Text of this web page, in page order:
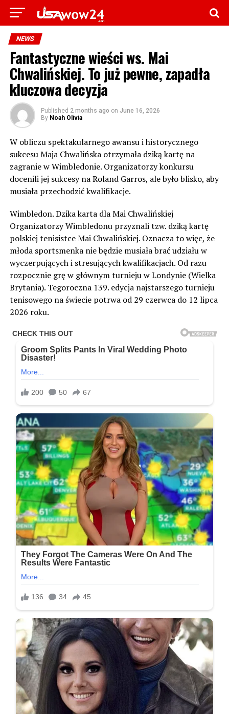
NEWS
Fantastyczne wieści ws. Mai
Chwalińskiej. To już pewne, zapadła
kluczowa decyzja
Published 2 months ago on June 16, 2026
By Noah Olivia
W obliczu spektakularnego awansu i historycznego
sukcesu Maja Chwalińska otrzymała dziką kartę na
zagranie w Wimbledonie. Organizatorzy konkursu
docenili jej sukcesy na Roland Garros, ale było blisko, aby
musiała przechodzić kwalifikacje.
Wimbledon. Dzika karta dla Mai Chwalińskiej
Organizatorzy Wimbledonu przyznali tzw. dziką kartę
polskiej tenisistce Mai Chwalińskiej. Oznacza to więc, że
młoda sportsmenka nie będzie musiała brać udziału w
wyczerpujących i stresujących kwalifikacjach. Od razu
rozpocznie grę w głównym turnieju w Londynie (Wielka
Brytania). Tegoroczna 139. edycja najstarszego turnieju
tenisowego na świecie potrwa od 29 czerwca do 12 lipca
2026 roku.